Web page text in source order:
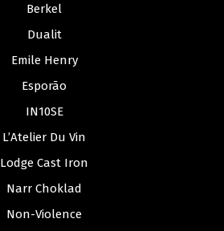
Berkel
Dualit
Emile Henry
Esporão
IN10SE
L’Atelier Du Vin
Lodge Cast Iron
Narr Choklad
Non-Violence